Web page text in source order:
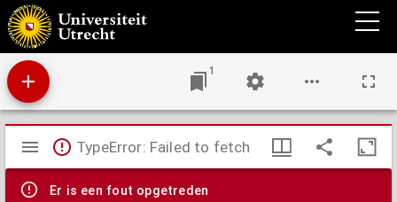
Biblia Latina
1
Mirador
viewer
TypeError: Failed to fetch
Er is een fout opgetreden